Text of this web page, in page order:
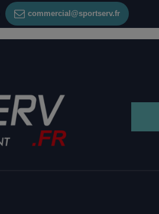
commercial@sportserv.fr